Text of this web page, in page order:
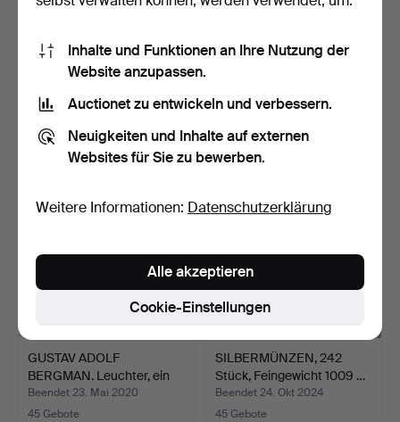
24-teiliges Silberbesteck,
„Chippendale“, …
46 Gebote
1.268 USD
BESTECKSET, „Olga“, 60-
2.395 USD
GUSTAV ADOLF
BERGMAN. Leuchter, ein
Paar, …
Beendet 23. Mai 2020
45 Gebote
SILBERMÜNZEN, 242
Stück, Feingewicht 1009 …
Beendet 24. Okt 2024
45 Gebote
Inhalte und Funktionen an Ihre Nutzung der
Website anzupassen.
Auctionet zu entwickeln und verbessern.
Neuigkeiten und Inhalte auf externen
Websites für Sie zu bewerben.
Weitere Informationen: Datenschutzerklärung
Cookie-Einstellungen
Alle akzeptieren